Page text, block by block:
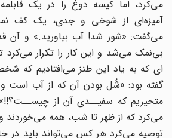
می‌کرد، اما کیسه دوغ را در یک
آمیزه‌ای از شوخی و جدی، یک کف
می‌گفت: «شور شد! آب بیاورید.» و آن
بی‌نمک می‌شد و این کار را تکرار می‌کرد تا
ای که به یاد این طنز می‌افتادیم که
گفته بود: «شُل بودن آن که از آب است و
متحیریم که سفیــدی آن از
می‌کرد که از ظهر تا شب، همه می‌خوردند و
توصیه می‌کرد هر کس می‌تواند باید در